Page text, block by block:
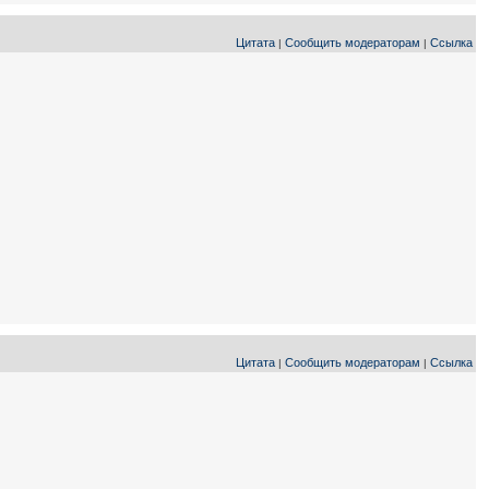
Цитата Сообщить модераторам Ссылка
Цитата Сообщить модераторам Ссылка